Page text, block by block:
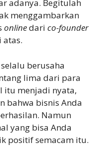
adanya. Begitulah
menggambarkan
onlinedari co-founder
atas.
berusaha
lima dari para
itu menjadi nyata,
bahwa bisnis Anda
Namun
yang bisa Anda
positif semacam itu.